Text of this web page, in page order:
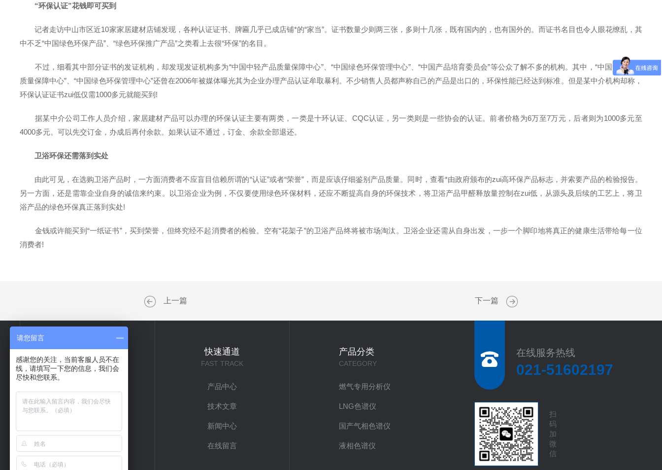
“环保认证”花钱即可买到
记者走访中山市区近10家家居建材店铺发现，各种认证证书、牌匾几乎已成店铺*的“家当”。证书数量少则两三张，多则十几张，既有国内的，也有国外的。而证书名目也令人眼花缭乱，其
中不乏“中国绿色环保产品”、“绿色环保推广产品”之类看上去很“环保”的名目。
不过，细看其中部分证书的发证机构，却发现发证机构多为“中国中轻产品质量保障中心”、“中国绿色环保管理中心”、“中国产品培育委员会”等公众了解不多的机构。其中，“中国中轻产品
质量保障中心”、“中国绿色环保管理中心”还曾在2006年被媒体曝光其为企业办理产品认证牟取暴利。不少销售人员都声称自己的产品是出口的，环保性能已经达到标准。但是某中介机构却称，
环保认证证书zui低仅需1000多元就能买到!
据某中介公司工作人员介绍，家居建材产品可以办理的环保认证主要有两类，一类是十环认证、CQC认证，另一类则是一些协会的认证。前者价格为6万至7万元，后者则为1000多元至
4000多元。可以先交订金，办成后再付余款。如果认证不通过，订金、余款全部退还。
卫浴环保还需落到实处
由此可见，在选购卫浴产品时，一方面消费者不应盲目信赖所谓的“认证”或者“荣誉”，而是应该仔细鉴别产品质量。同时，查看*由政府颁布的zui高环保产品标志，并索要产品的检验报告。
另一方面，还是需靠企业自身的诚信来约束。以卫浴企业为例，不仅要使用绿色环保材料，还应不断提高自身的环保技术，将卫浴产品甲醛释放量控制在zui低，从源头及后续的工艺上，将卫
浴产品的绿色环保真正落到实处!
金钱或许能买到“一纸证书”，买到荣誉，但终究经不起消费者的检验。空有“花架子”的卫浴产品终将被市场淘汰。卫浴企业还需从自身出发，一步一个脚印地将真正的健康生活带给每一位
消费者!
上一篇 下一篇
关于我们
ABOUT US
企业文化
快速通道
FAST TRACK
产品中心
技术文章
新闻中心
在线留言
产品分类
CATEGORY
燃气专用分析仪
LNG色谱仪
国产气相色谱仪
液相色谱仪
在线服务热线
021-51602197
扫
码
加
微
信
请您留言
感谢您的关注，当前客服人员不在
线，请填写一下您的信息，我们会
尽快和您联系。